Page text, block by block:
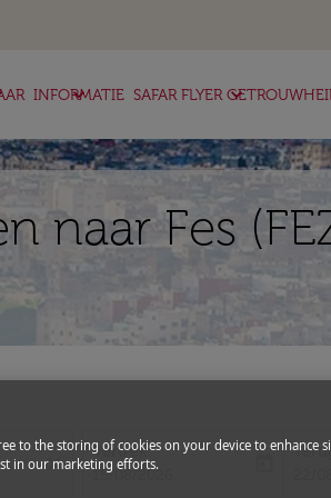
INFORMATIE
keyboard_arrow_down SAFAR FLYERkeyboard_arrow_down
naar Fes
close
Vertrek
fc-booking-departure-date-aria-
15/08/2026
fc-
to the storing of cookies on your device to enhance
in our marketing efforts.